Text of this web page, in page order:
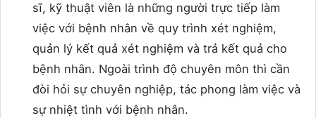
sĩ, kỹ thuật viên là những người trực tiếp làm
việc với bệnh nhân về quy trình xét nghiệm,
quản lý kết quả xét nghiệm và trả kết quả cho
bệnh nhân. Ngoài trình độ chuyên môn thì cần
đòi hỏi sự chuyên nghiệp, tác phong làm việc và
sự nhiệt tình với bệnh nhân.